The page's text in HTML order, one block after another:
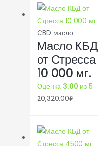
CBD масло
Масло КБД
от Стресса
10 000 мг.
Оценка 3.00 из 5
20,320.00₽